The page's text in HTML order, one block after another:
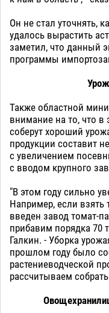
Он не стал уточнять,
удалось вырастить
заметил, что данный
программы
Также областной
внимание на то, что в
соберут хороший
продукции составит
с увеличением
с вводом крупного
"В этом году сильно
Например, если взять
введен завод томат-
прибавим порядка 70
Галкин. - Уборка
прошлом году было
растениеводческой
рассчитываем